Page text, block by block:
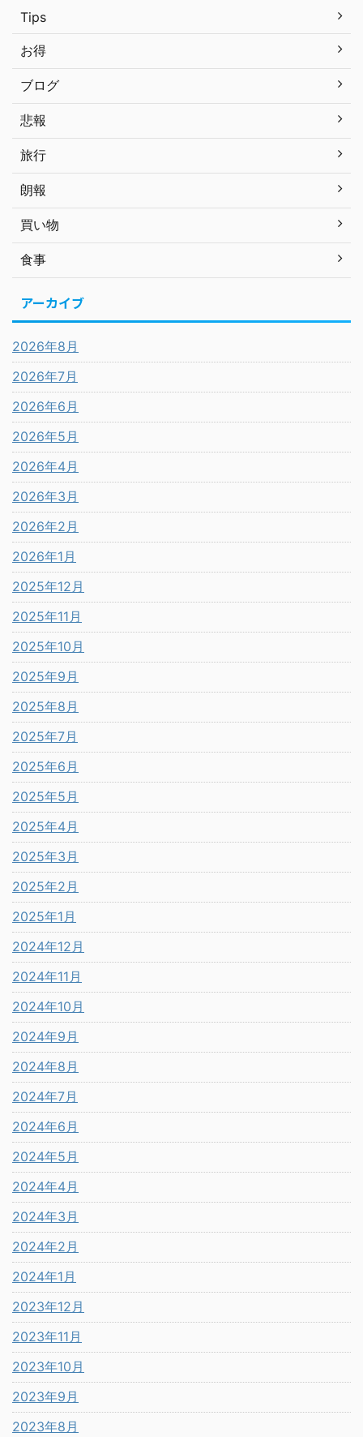
Tips
お得
ブログ
悲報
旅行
朗報
買い物
食事
アーカイブ
2026年8月
2026年7月
2026年6月
2026年5月
2026年4月
2026年3月
2026年2月
2026年1月
2025年12月
2025年11月
2025年10月
2025年9月
2025年8月
2025年7月
2025年6月
2025年5月
2025年4月
2025年3月
2025年2月
2025年1月
2024年12月
2024年11月
2024年10月
2024年9月
2024年8月
2024年7月
2024年6月
2024年5月
2024年4月
2024年3月
2024年2月
2024年1月
2023年12月
2023年11月
2023年10月
2023年9月
2023年8月